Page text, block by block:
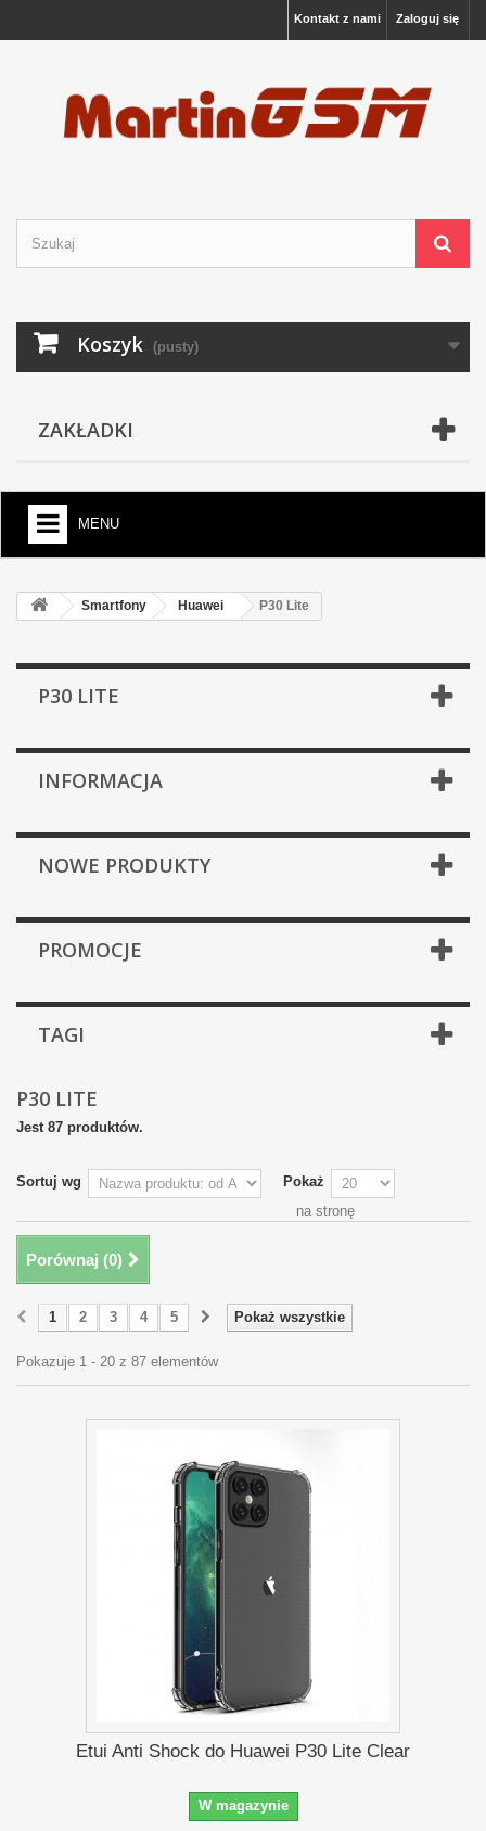
Zaloguj się
Kontakt z nami
Koszyk (pusty)
ZAKŁADKI
MENU
Smartfony Huawei P30 Lite
P30 LITE
INFORMACJA
NOWE PRODUKTY
PROMOCJE
TAGI
P30 LITE
Jest 87 produktów.
Sortuj wg
Pokaż
na stronę
Porównaj (0)
Pokaż wszystkie
1 2 3 4 5
Pokazuje 1 - 20 z 87 elementów
Etui Anti Shock do Huawei P30 Lite Clear
W magazynie